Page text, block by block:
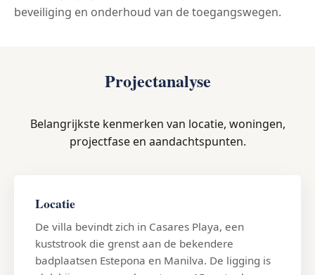
beveiliging en onderhoud van de toegangswegen.
Projectanalyse
Belangrijkste kenmerken van locatie, woningen,
projectfase en aandachtspunten.
Locatie
De villa bevindt zich in Casares Playa, een
kuststrook die grenst aan de bekendere
badplaatsen Estepona en Manilva. De ligging is